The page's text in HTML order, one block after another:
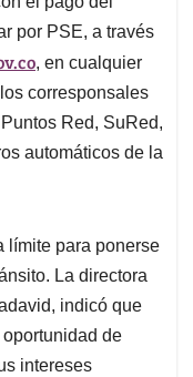
por PSE, a través
, en cualquier
corresponsales
Red, SuRed,
automáticos de la
límite para ponerse
La directora
indicó que
de
intereses